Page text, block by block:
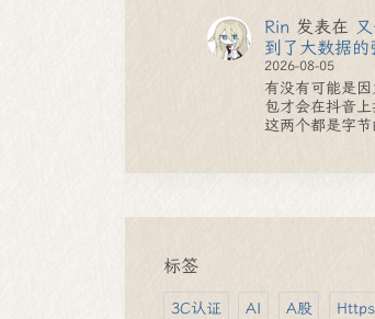
Rin 发表在
到了大数据的
2026-08-05
有没有可能是
包才会在抖音
这两个都是字节
标签
3C认证 AI A股 Https